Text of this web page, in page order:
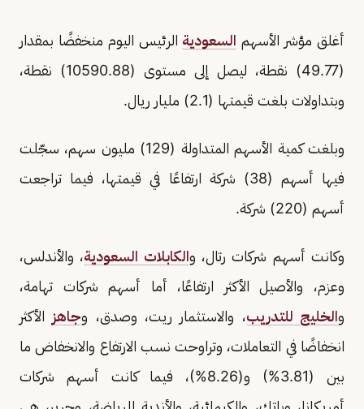
أغلق مؤشر الأسهم السعودية الرئيس اليوم منخفضًا بمقدار
(49.77) نقطة، ليصل إلى مستوى (10590.88) نقطة،
وبتداولات بلغت قيمتها (2.1) مليار ريال.
وبلغت كمية الأسهم المتداولة (129) مليون سهم، سجّلت
فيها أسهم (38) شركة ارتفاعًا في قيمتها، فيما تراجعت
أسهم (220) شركة.
وكانت أسهم شركات رتال، والكابلات السعودية، والأندلس،
وعزم، والأصيل الأكثر ارتفاعًا، أما أسهم شركات تهامة،
والخليج للتدريب، والاستثمار ريت، وصدق، وجاهز الأكثر
انخفاضًا في التعاملات، وتراوحت نسب الارتفاع والانخفاض ما
بين (3.81%) و(8.26%)، فيما كانت أسهم شركات